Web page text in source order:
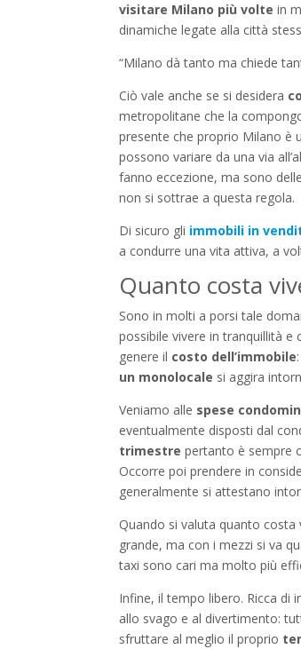
visitare Milano più volte in
dinamiche legate alla città
“Milano dà tanto ma chiede
Ciò vale anche se si desidera
metropolitane che la
presente che proprio Milano è
possono variare da una via
fanno eccezione, ma sono
non si sottrae a questa regola.
Di sicuro gli immobili in
a condurre una vita attiva, a
Quanto costa
Sono in molti a porsi tale
possibile vivere in tranquillità e
genere il costo dell’immobile
un monolocale si aggira
Veniamo alle spese
eventualmente disposti dal
trimestre pertanto è sempre
Occorre poi prendere in
generalmente si attestano
Quando si valuta quanto
grande, ma con i mezzi si va
taxi sono cari ma molto più
Infine, il tempo libero. Ricca di
allo svago e al divertimento:
sfruttare al meglio il proprio